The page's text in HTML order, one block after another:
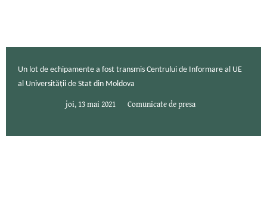
Un lot de echipamente a fost transmis Centrului de Informare al UE
al Universității de Stat din Moldova
joi, 13 mai 2021 Comunicate de presa